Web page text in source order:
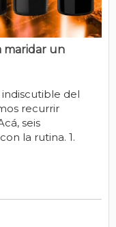
maridar un
del
recurrir
seis
la rutina. 1.